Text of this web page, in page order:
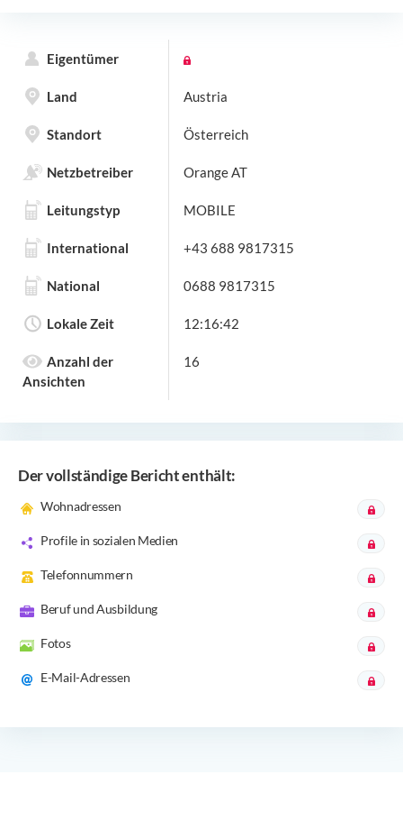
Eigentümer
Land Austria
Standort Österreich
Netzbetreiber Orange AT
Leitungstyp MOBILE
International +43 688 9817315
National 0688 9817315
Lokale Zeit 12:16:42
Anzahl der
Ansichten
16
Der vollständige Bericht enthält:
Wohnadressen
Profile in sozialen Medien
Telefonnummern
Beruf und Ausbildung
Fotos
E-Mail-Adressen